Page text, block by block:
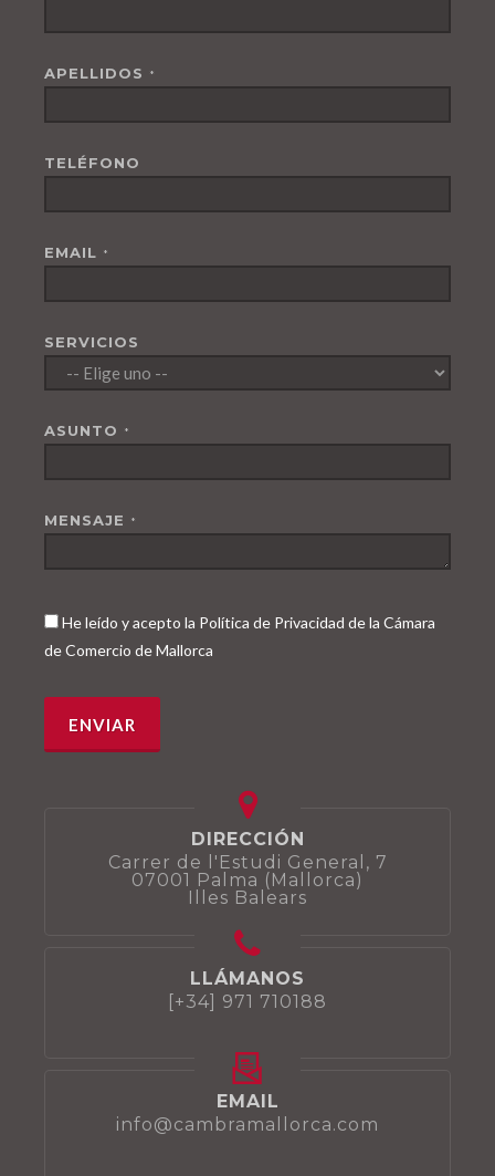
APELLIDOS *
TELÉFONO
EMAIL *
SERVICIOS
ASUNTO *
MENSAJE *
He leído y acepto la Política de Privacidad de la Cámara
de Comercio de Mallorca
DIRECCIÓN
Carrer de l'Estudi General, 7
07001 Palma (Mallorca)
Illes Balears
LLÁMANOS
[+34] 971 710188
EMAIL
info@cambramallorca.com